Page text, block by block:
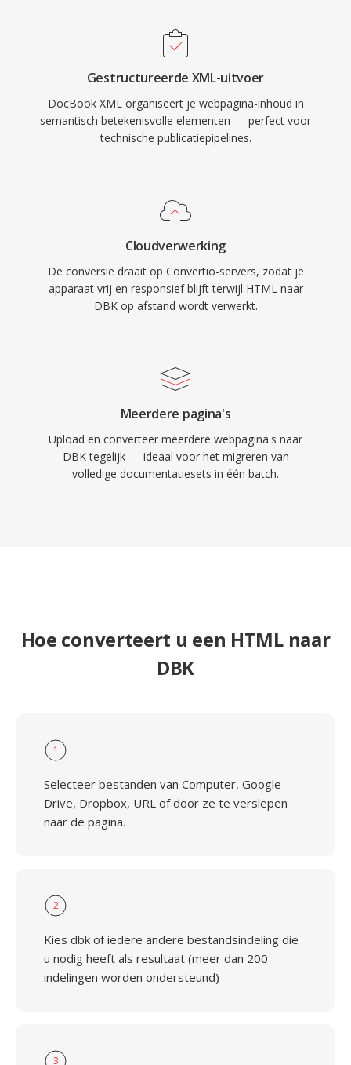
Gestructureerde XML-uitvoer
DocBook XML organiseert je webpagina-inhoud in
semantisch betekenisvolle elementen — perfect voor
technische publicatiepipelines.
Cloudverwerking
De conversie draait op Convertio-servers, zodat je
apparaat vrij en responsief blijft terwijl HTML naar
DBK op afstand wordt verwerkt.
Meerdere pagina's
Upload en converteer meerdere webpagina's naar
DBK tegelijk — ideaal voor het migreren van
volledige documentatiesets in één batch.
Hoe converteert u een HTML naar
DBK
1
Selecteer bestanden van Computer, Google
Drive, Dropbox, URL of door ze te verslepen
naar de pagina.
2
Kies dbk of iedere andere bestandsindeling die
u nodig heeft als resultaat (meer dan 200
indelingen worden ondersteund)
3